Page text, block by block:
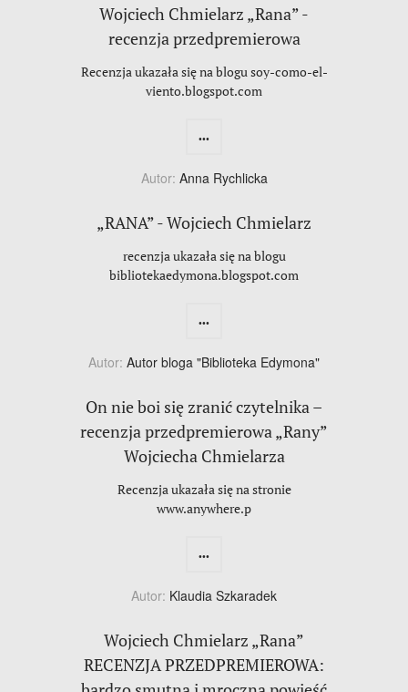
Wojciech Chmielarz „Rana” -
recenzja przedpremierowa
Recenzja ukazała się na blogu soy-como-el-
viento.blogspot.com
...
Autor: Anna Rychlicka
„RANA” - Wojciech Chmielarz
recenzja ukazała się na blogu
bibliotekaedymona.blogspot.com
...
Autor: Autor bloga "Biblioteka Edymona"
On nie boi się zranić czytelnika –
recenzja przedpremierowa „Rany”
Wojciecha Chmielarza
Recenzja ukazała się na stronie
www.anywhere.p
...
Autor: Klaudia Szkaradek
Wojciech Chmielarz „Rana”
RECENZJA PRZEDPREMIEROWA: